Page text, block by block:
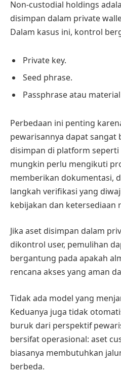
Non-custodial holdings
disimpan dalam private
Dalam kasus ini, kontrol
Private key.
Seed phrase.
Passphrase atau
Perbedaan ini penting
pewarisannya dapat sangat
disimpan di platform seperti
mungkin perlu mengikuti
memberikan dokumentasi,
langkah verifikasi yang
kebijakan dan ketersediaan
Jika aset disimpan dalam
dikontrol user, pemulihan
bergantung pada apakah
rencana akses yang aman
Tidak ada model yang
Keduanya juga tidak
buruk dari perspektif
bersifat operasional: aset
biasanya membutuhkan
berbeda.